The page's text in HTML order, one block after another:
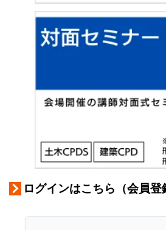
ログインはこちら（会員登